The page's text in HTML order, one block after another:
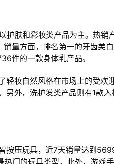
护肤和彩妆类产品为主。热销
量方面，排名第一的牙齿美
件的一款身体乳产品。
轻妆自然风格在市场上的受欢
外，洗护发类产品则有1款入
按压玩具，近7天销量达到
门的玩具类型。此外，游戏